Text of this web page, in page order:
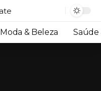
Moda & Beleza Saúde